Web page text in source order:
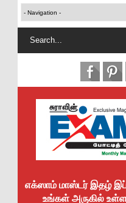
எக்ஸாம் மாஸ்டர் இதழ்
உங்கள் அருகில்